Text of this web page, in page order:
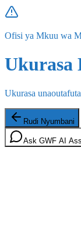
Ofisi ya Mkuu wa
Ukurasa
Ukurasa
Rudi Nyumbani
Ask GWF AI